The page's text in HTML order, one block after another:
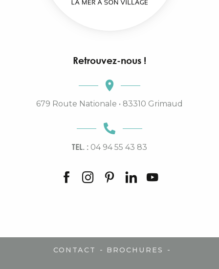
Retrouvez-nous !
679 Route Nationale • 83310 Grimaud
TEL. : 04 94 55 43 83
CONTACT - BROCHURES -